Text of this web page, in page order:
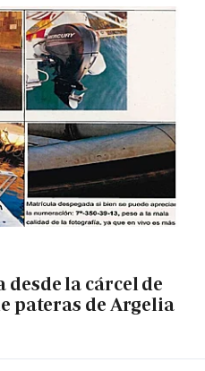
la cárcel de
pateras de Argelia